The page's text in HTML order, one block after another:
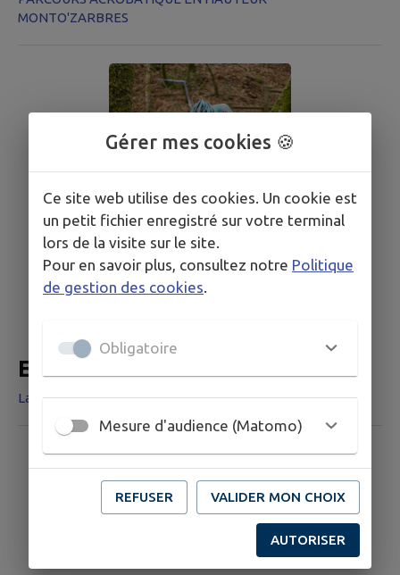
MONTO'ZARBRES
ESPACE VTT - FFC
La Malatie, 19370 Chamberet
Gérer mes cookies 🍪
Ce site web utilise des cookies. Un cookie est
un petit fichier enregistré sur votre terminal
lors de la visite sur le site.
Pour en savoir plus, consultez notre Politique
de gestion des cookies
Obligatoire
Mesure d'audience (Matomo)
REFUSER VALIDER MON CHOIX
AUTORISER